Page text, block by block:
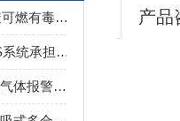
2026安全生产课堂｜吃透可燃有毒气体报警器GDS系统细节，规避泄漏隐患
可燃有毒气体报警器GDS系统承担着哪些职责？
拒绝安全隐患！可燃有毒气体报警器GDS系统使用要点全掌握
产品